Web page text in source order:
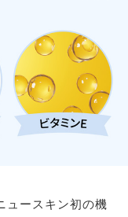
ュースキン初の機